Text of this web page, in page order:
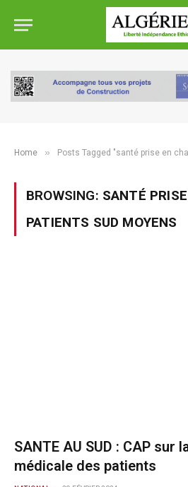
Home » Posts Tagged "santé prise en
BROWSING: SANTÉ
PATIENTS SUD MOYENS
SANTE AU SUD : CAP sur
médicale des patients